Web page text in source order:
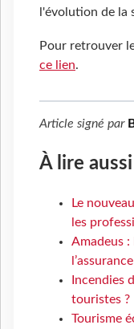
l'évolution de la
Pour retrouver
ce lien.
Article signé par
À lire aussi
Le
les
Amadeus :
Incendies
touristes ?
Tourisme